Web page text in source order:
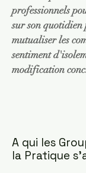
professionnels
sur son quotidien
mutualiser les
sentiment
modification
A qui les
la Pratique